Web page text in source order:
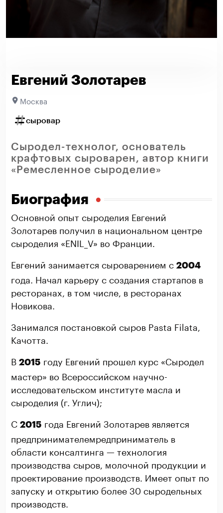
Евгений Золотарев
Москва
сыровар
Сыродел-технолог, основатель
крафтовых сыроварен, автор книги
«Ремесленное сыроделие»
Биография
Основной опыт сыроделия Евгений
Золотарев получил в национальном центре
сыроделия «ENIL_V» во Франции.
Евгений занимается сыроварением с 2004
года. Начал карьеру с создания стартапов в
ресторанах, в том числе, в ресторанах
Новикова.
Занимался постановкой сыров Pasta Filata,
Качотта.
В 2015 году Евгений прошел курс «Сыродел
мастер» во Всероссийском научно-
исследовательском институте масла и
сыроделия (г. Углич);
С 2015 года Евгений Золотарев является
предпринимателемредприниматель в
области консалтинга — технология
производства сыров, молочной продукции и
проектирование производств. Имеет опыт по
запуску и открытию более 30 сыродельных
производств.